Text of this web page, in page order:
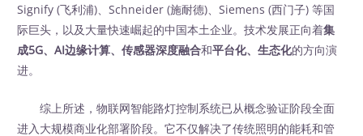
Signify (飞利浦)、Schneider (施耐德)、Siemens (西门子) 等国
际巨头，以及大量快速崛起的中国本土企业。技术发展正向着集
成5G、AI边缘计算、传感器深度融合和平台化、生态化的方向演
进。
综上所述，物联网智能路灯控制系统已从概念验证阶段全面
进入大规模商业化部署阶段。它不仅解决了传统照明的能耗和管